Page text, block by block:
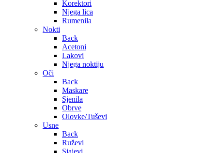
Korektori
Njega lica
Rumenila
Nokti
Back
Acetoni
Lakovi
Njega noktiju
Oči
Back
Maskare
Sjenila
Obrve
Olovke/Tuševi
Usne
Back
Ruževi